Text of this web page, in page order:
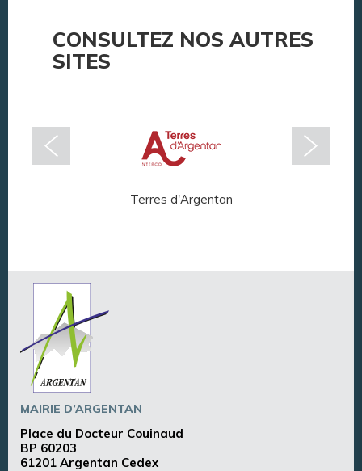
CONSULTEZ NOS AUTRES
SITES
Terres d'Argentan
MAIRIE D’ARGENTAN
Place du Docteur Couinaud
BP 60203
61201 Argentan Cedex